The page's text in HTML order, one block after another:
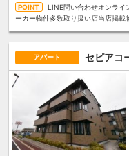
LINE問い合わせオンライ
ーカー物件多数取り扱い店当店掲載
アパート セピア